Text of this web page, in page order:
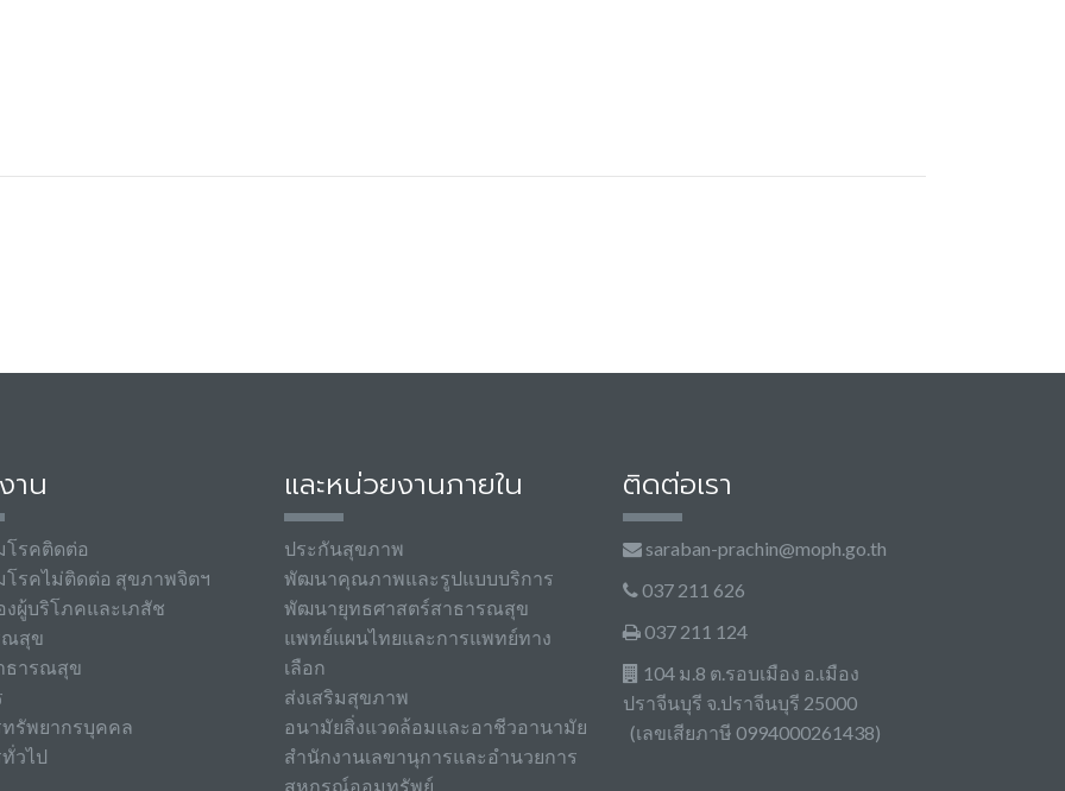
าน
โรคติดต่อ
โรคไม่ติดต่อ สุขภาพจิตฯ
ผู้บริโภคและเภสัช
ณสุข
ธารณสุข
รัพยากรบุคคล
วไป
และหน่วยงานภายใน
ประกันสุขภาพ
พัฒนาคุณภาพและรูปแบบบริการ
พัฒนายุทธศาสตร์สาธารณสุข
แพทย์แผนไทยและการแพทย์ทาง
เลือก
ส่งเสริมสุขภาพ
อนามัยสิ่งแวดล้อมและอาชีวอานามัย
สำนักงานเลขานุการและอำนวยการ
สหกรณ์ออมทรัพย์
ติดต่อเรา
saraban-prachin@moph.go.th
037 211 626
037 211 124
104 ม.8 ต.รอบเมือง อ.เมือง
ปราจีนบุรี จ.ปราจีนบุรี 25000
(เลขเสียภาษี 0994000261438)